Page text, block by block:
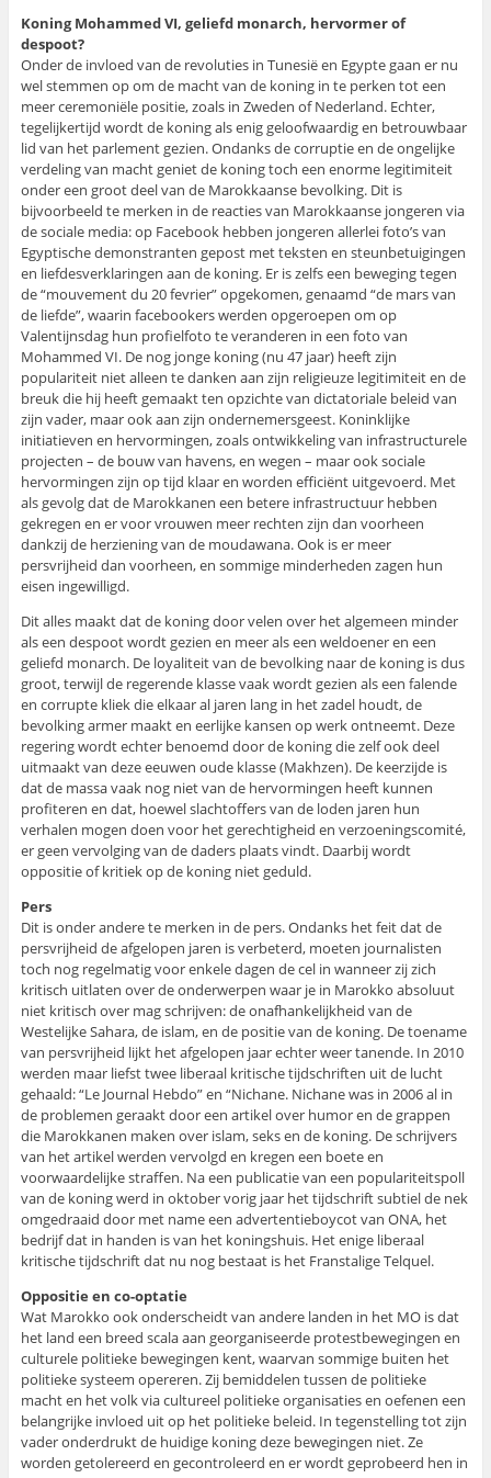
Koning Mohammed VI, geliefd monarch, hervormer of
despoot?
Onder de invloed van de revoluties in Tunesië en Egypte gaan er nu
wel stemmen op om de macht van de koning in te perken tot een
meer ceremoniële positie, zoals in Zweden of Nederland. Echter,
tegelijkertijd wordt de koning als enig geloofwaardig en betrouwbaar
lid van het parlement gezien. Ondanks de corruptie en de ongelijke
verdeling van macht geniet de koning toch een enorme legitimiteit
onder een groot deel van de Marokkaanse bevolking. Dit is
bijvoorbeeld te merken in de reacties van Marokkaanse jongeren via
de sociale media: op Facebook hebben jongeren allerlei foto’s van
Egyptische demonstranten gepost met teksten en steunbetuigingen
en liefdesverklaringen aan de koning. Er is zelfs een beweging tegen
de “mouvement du 20 fevrier” opgekomen, genaamd “de mars van
de liefde”, waarin facebookers werden opgeroepen om op
Valentijnsdag hun profielfoto te veranderen in een foto van
Mohammed VI. De nog jonge koning (nu 47 jaar) heeft zijn
populariteit niet alleen te danken aan zijn religieuze legitimiteit en de
breuk die hij heeft gemaakt ten opzichte van dictatoriale beleid van
zijn vader, maar ook aan zijn ondernemersgeest. Koninklijke
initiatieven en hervormingen, zoals ontwikkeling van infrastructurele
projecten – de bouw van havens, en wegen – maar ook sociale
hervormingen zijn op tijd klaar en worden efficiënt uitgevoerd. Met
als gevolg dat de Marokkanen een betere infrastructuur hebben
gekregen en er voor vrouwen meer rechten zijn dan voorheen
dankzij de herziening van de moudawana. Ook is er meer
persvrijheid dan voorheen, en sommige minderheden zagen hun
eisen ingewilligd.
Dit alles maakt dat de koning door velen over het algemeen minder
als een despoot wordt gezien en meer als een weldoener en een
geliefd monarch. De loyaliteit van de bevolking naar de koning is dus
groot, terwijl de regerende klasse vaak wordt gezien als een falende
en corrupte kliek die elkaar al jaren lang in het zadel houdt, de
bevolking armer maakt en eerlijke kansen op werk ontneemt. Deze
regering wordt echter benoemd door de koning die zelf ook deel
uitmaakt van deze eeuwen oude klasse (Makhzen). De keerzijde is
dat de massa vaak nog niet van de hervormingen heeft kunnen
profiteren en dat, hoewel slachtoffers van de loden jaren hun
verhalen mogen doen voor het gerechtigheid en verzoeningscomité,
er geen vervolging van de daders plaats vindt. Daarbij wordt
oppositie of kritiek op de koning niet geduld.
Pers
Dit is onder andere te merken in de pers. Ondanks het feit dat de
persvrijheid de afgelopen jaren is verbeterd, moeten journalisten
toch nog regelmatig voor enkele dagen de cel in wanneer zij zich
kritisch uitlaten over de onderwerpen waar je in Marokko absoluut
niet kritisch over mag schrijven: de onafhankelijkheid van de
Westelijke Sahara, de islam, en de positie van de koning. De toename
van persvrijheid lijkt het afgelopen jaar echter weer tanende. In 2010
werden maar liefst twee liberaal kritische tijdschriften uit de lucht
gehaald: “Le Journal Hebdo” en “Nichane. Nichane was in 2006 al in
de problemen geraakt door een artikel over humor en de grappen
die Marokkanen maken over islam, seks en de koning. De schrijvers
van het artikel werden vervolgd en kregen een boete en
voorwaardelijke straffen. Na een publicatie van een populariteitspoll
van de koning werd in oktober vorig jaar het tijdschrift subtiel de nek
omgedraaid door met name een advertentieboycot van ONA, het
bedrijf dat in handen is van het koningshuis. Het enige liberaal
kritische tijdschrift dat nu nog bestaat is het Franstalige Telquel.
Oppositie en co-optatie
Wat Marokko ook onderscheidt van andere landen in het MO is dat
het land een breed scala aan georganiseerde protestbewegingen en
culturele politieke bewegingen kent, waarvan sommige buiten het
politieke systeem opereren. Zij bemiddelen tussen de politieke
macht en het volk via cultureel politieke organisaties en oefenen een
belangrijke invloed uit op het politieke beleid. In tegenstelling tot zijn
vader onderdrukt de huidige koning deze bewegingen niet. Ze
worden getolereerd en gecontroleerd en er wordt geprobeerd hen in